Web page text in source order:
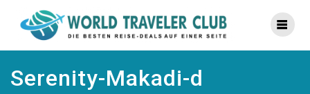
Inhalt
springen
Serenity-Makadi-d